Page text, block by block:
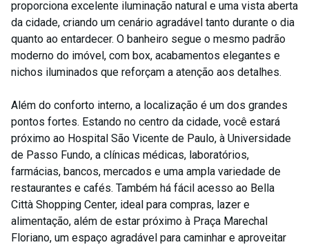
proporciona excelente iluminação natural e uma vista aberta
da cidade, criando um cenário agradável tanto durante o dia
quanto ao entardecer. O banheiro segue o mesmo padrão
moderno do imóvel, com box, acabamentos elegantes e
nichos iluminados que reforçam a atenção aos detalhes.
Além do conforto interno, a localização é um dos grandes
pontos fortes. Estando no centro da cidade, você estará
próximo ao Hospital São Vicente de Paulo, à Universidade
de Passo Fundo, a clínicas médicas, laboratórios,
farmácias, bancos, mercados e uma ampla variedade de
restaurantes e cafés. Também há fácil acesso ao Bella
Città Shopping Center, ideal para compras, lazer e
alimentação, além de estar próximo à Praça Marechal
Floriano, um espaço agradável para caminhar e aproveitar